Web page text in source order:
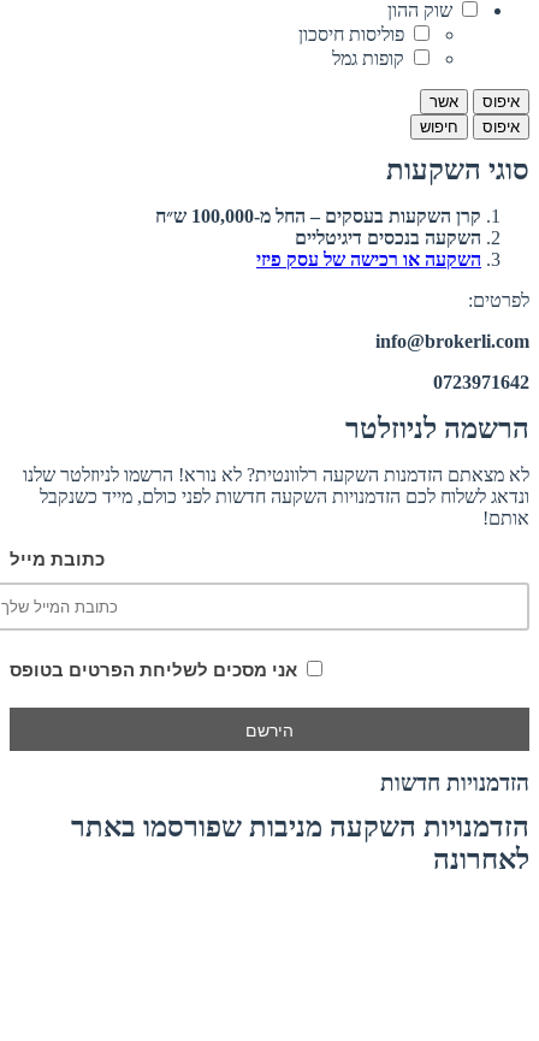
שוק ההון
פוליסות חיסכון
קופות גמל
איפוס
אשר
איפוס
חיפוש
סוגי השקעות
קרן השקעות בעסקים – החל מ-100,000 ש״ח
השקעה בנכסים דיגיטליים
השקעה או רכישה של עסק פיזי
לפרטים:
info@brokerli.com
0723971642
הרשמה לניוזלטר
לא מצאתם הזדמנות השקעה רלוונטית? לא נורא! הרשמו לניוזלטר שלנו
ונדאג לשלוח לכם הזדמנויות השקעה חדשות לפני כולם, מייד כשנקבל
אותם!
כתובת מייל
אני מסכים לשליחת הפרטים בטופס
הזדמנויות חדשות
הזדמנויות השקעה מניבות שפורסמו באתר
לאחרונה